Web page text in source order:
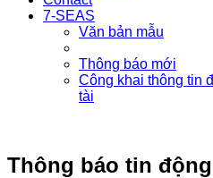
7-SEAS
Văn bản mẫu
Thông báo mới
Công khai thông tin
tài
Thông báo tin